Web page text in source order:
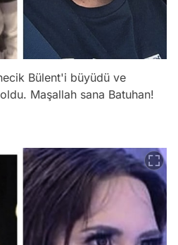
Bülent'i büyüdü ve
Maşallah sana Batuhan!